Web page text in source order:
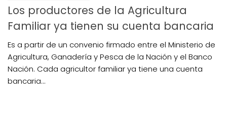
Los productores de la Agricultura
Familiar ya tienen su cuenta bancaria
Es a partir de un convenio firmado entre el Ministerio de
Agricultura, Ganadería y Pesca de la Nación y el Banco
Nación. Cada agricultor familiar ya tiene una cuenta
bancaria...